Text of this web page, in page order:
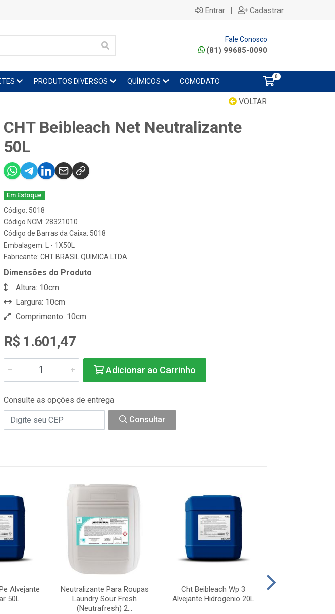
Entrar | Cadastrar
Fale Conosco
(81) 99685-0090
PRODUTOS DIVERSOS QUÍMICOS COMODATO
0
VOLTAR
CHT Beibleach Net Neutralizante
50L
Em Estoque
Código: 5018
Código NCM: 28321010
Código de Barras da Caixa: 5018
Embalagem: L - 1X50L
Fabricante: CHT BRASIL QUIMICA LTDA
Dimensões do Produto
Altura: 10cm
Largura: 10cm
Comprimento: 10cm
R$ 1.601,47
Adicionar ao Carrinho
Consulte as opções de entrega
Consultar
Alvejante
50L
Neutralizante Para Roupas
Laundry Sour Fresh
(Neutrafresh) 2...
Cht Beibleach Wp 3
Alvejante Hidrogenio 20L